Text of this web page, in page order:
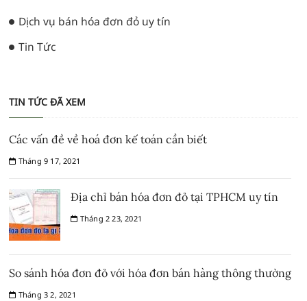
Dịch vụ bán hóa đơn đỏ uy tín
Tin Tức
TIN TỨC ĐÃ XEM
Các vấn đề về hoá đơn kế toán cần biết
Tháng 9 17, 2021
Địa chỉ bán hóa đơn đỏ tại TPHCM uy tín
Tháng 2 23, 2021
So sánh hóa đơn đỏ với hóa đơn bán hàng thông thường
Tháng 3 2, 2021